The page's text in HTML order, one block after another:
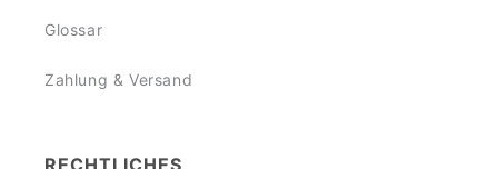
Glossar
Zahlung & Versand
RECHTLICHES